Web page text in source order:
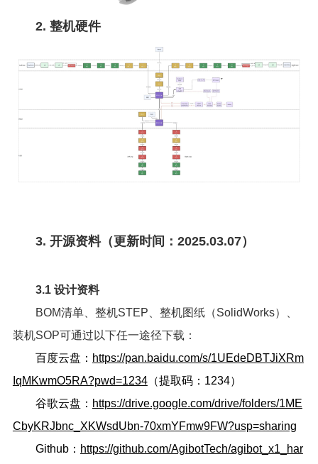
2. 整机硬件
3. 开源资料（更新时间：2025.03.07）
3.1 设计资料
BOM清单、整机STEP、整机图纸（SolidWorks）、
装机SOP可通过以下任一途径下载：
百度云盘： https://pan.baidu.com/s/1UEdeDBTJiXRm
IqMKwmO5RA?pwd=1234（提取码：1234）
谷歌云盘： https://drive.google.com/drive/folders/1ME
CbyKRJbnc_XKWsdUbn-70xmYFmw9FW?usp=sharing
Github： https://github.com/AgibotTech/agibot_x1_har